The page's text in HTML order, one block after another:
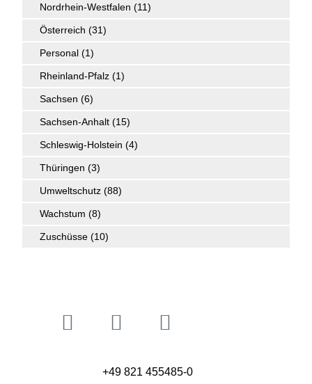
Nordrhein-Westfalen (11)
Österreich (31)
Personal (1)
Rheinland-Pfalz (1)
Sachsen (6)
Sachsen-Anhalt (15)
Schleswig-Holstein (4)
Thüringen (3)
Umweltschutz (88)
Wachstum (8)
Zuschüsse (10)
+49 821 455485-0